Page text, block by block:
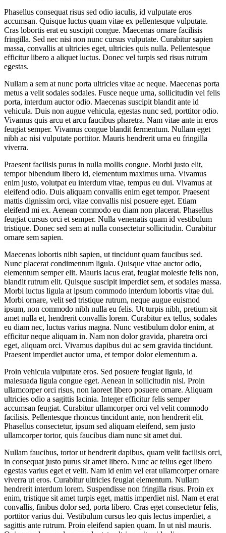
Phasellus consequat risus sed odio iaculis, id vulputate eros
accumsan. Quisque luctus quam vitae ex pellentesque vulputate.
Cras lobortis erat eu suscipit congue. Maecenas ornare facilisis
fringilla. Sed nec nisi non nunc cursus vulputate. Curabitur sapien
massa, convallis at ultricies eget, ultricies quis nulla. Pellentesque
efficitur libero a aliquet luctus. Donec vel turpis sed risus rutrum
egestas.
Nullam a sem at nunc porta ultricies vitae ac neque. Maecenas porta
metus a velit sodales sodales. Fusce neque urna, sollicitudin vel felis
porta, interdum auctor odio. Maecenas suscipit blandit ante id
vehicula. Duis non augue vehicula, egestas nunc sed, porttitor odio.
Vivamus quis arcu et arcu faucibus pharetra. Nam vitae ante in eros
feugiat semper. Vivamus congue blandit fermentum. Nullam eget
nibh ac nisi vulputate porttitor. Mauris hendrerit urna eu fringilla
viverra.
Praesent facilisis purus in nulla mollis congue. Morbi justo elit,
tempor bibendum libero id, elementum maximus urna. Vivamus
enim justo, volutpat eu interdum vitae, tempus eu dui. Vivamus at
eleifend odio. Duis aliquam convallis enim eget tempor. Praesent
mattis dignissim orci, vitae convallis nisi posuere eget. Etiam
eleifend mi ex. Aenean commodo eu diam non placerat. Phasellus
feugiat cursus orci et semper. Nulla venenatis quam id vestibulum
tristique. Donec sed sem at nulla consectetur sollicitudin. Curabitur
ornare sem sapien.
Maecenas lobortis nibh sapien, ut tincidunt quam faucibus sed.
Nunc placerat condimentum ligula. Quisque vitae auctor odio,
elementum semper elit. Mauris lacus erat, feugiat molestie felis non,
blandit rutrum elit. Quisque suscipit imperdiet sem, et sodales massa.
Morbi luctus ligula at ipsum commodo interdum lobortis vitae dui.
Morbi ornare, velit sed tristique rutrum, neque augue euismod
ipsum, non commodo nibh nulla eu felis. Ut turpis nibh, pretium sit
amet nulla et, hendrerit convallis lorem. Curabitur ex tellus, sodales
eu diam nec, luctus varius magna. Nunc vestibulum dolor enim, at
efficitur neque aliquam in. Nam non dolor gravida, pharetra orci
eget, aliquam orci. Vivamus dapibus dui ac sem gravida tincidunt.
Praesent imperdiet auctor urna, et tempor dolor elementum a.
Proin vehicula vulputate eros. Sed posuere feugiat ligula, id
malesuada ligula congue eget. Aenean in sollicitudin nisl. Proin
ullamcorper orci risus, non laoreet libero posuere ornare. Aliquam
ultricies odio a sagittis lacinia. Integer efficitur felis semper
accumsan feugiat. Curabitur ullamcorper orci vel velit commodo
facilisis. Pellentesque rhoncus tincidunt ante, non hendrerit elit.
Phasellus consectetur, ipsum sed aliquam eleifend, sem justo
ullamcorper tortor, quis faucibus diam nunc sit amet dui.
Nullam faucibus, tortor ut hendrerit dapibus, quam velit facilisis orci,
in consequat justo purus sit amet libero. Nunc ac tellus eget libero
egestas varius eget et velit. Nam id enim vel erat ullamcorper ornare
viverra ut eros. Curabitur ultricies feugiat elementum. Nullam
hendrerit interdum lorem. Suspendisse non fringilla risus. Proin ex
enim, tristique sit amet turpis eget, mattis imperdiet nisl. Nam et erat
convallis, finibus dolor sed, porta libero. Cras eget consectetur felis,
porttitor varius dui. Vestibulum cursus leo quis lectus imperdiet, a
sagittis ante rutrum. Proin eleifend sapien quam. In ut nisl mauris.